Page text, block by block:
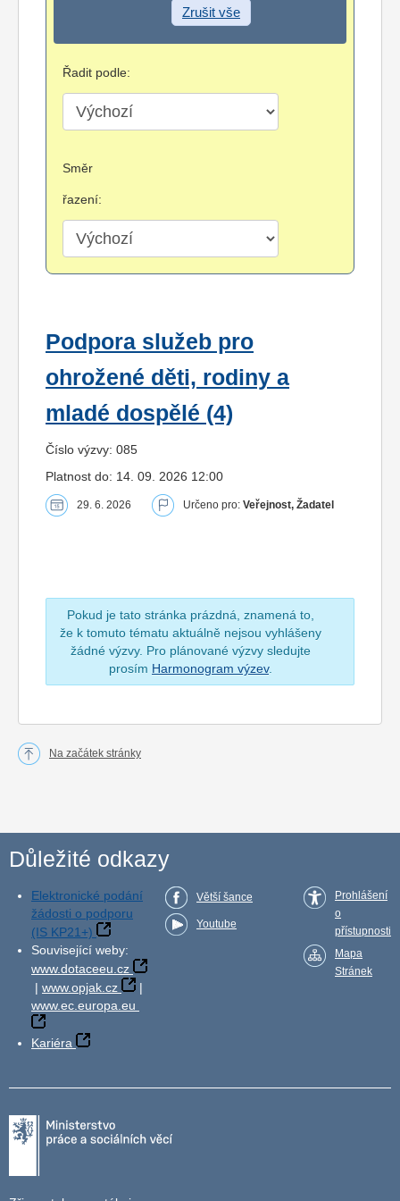
Zrušit vše
Řadit podle:
Směr
řazení:
Podpora služeb pro
ohrožené děti, rodiny a
mladé dospělé (4)
Číslo výzvy: 085
Platnost do: 14. 09. 2026 12:00
29. 6. 2026 Určeno pro: Veřejnost, Žadatel
Pokud je tato stránka prázdná, znamená to,
že k tomuto tématu aktuálně nejsou vyhlášeny
žádné výzvy. Pro plánované výzvy sledujte
prosím Harmonogram výzev.
Na začátek stránky
Důležité odkazy
Elektronické podání
žádosti o podporu
(IS KP21+)
Související weby:
www.dotaceeu.cz
| www.opjak.cz
|
www.ec.europa.eu
Kariéra
Větší šance
Youtube
Prohlášení
o
přístupnosti
Mapa
Stránek